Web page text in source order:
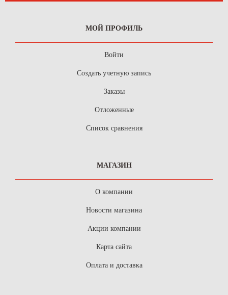
МОЙ ПРОФИЛЬ
Войти
Создать учетную запись
Заказы
Отложенные
Список сравнения
МАГАЗИН
О компании
Новости магазина
Акции компании
Карта сайта
Оплата и доставка